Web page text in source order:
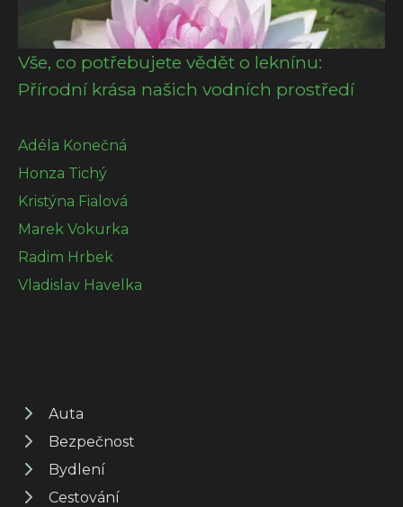
Vše, co potřebujete vědět o leknínu:
Přírodní krása našich vodních prostředí
Adéla Konečná
Honza Tichý
Kristýna Fialová
Marek Vokurka
Radim Hrbek
Vladislav Havelka
Auta
Bezpečnost
Bydlení
Cestování